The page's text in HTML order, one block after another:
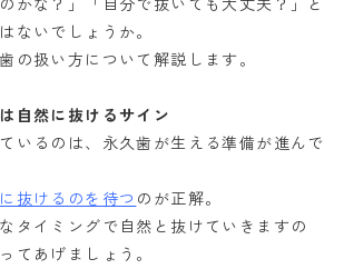
ないでしょうか。
の扱い方について解説します。
自然に抜けるサイン
いるのは、永久歯が生える準備が進んで
抜けるのを待つ のが正解。
タイミングで自然と抜けていきますの
てあげましょう。